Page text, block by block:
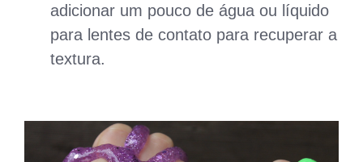
adicionar um pouco de água ou líquido
para lentes de contato para recuperar a
textura.